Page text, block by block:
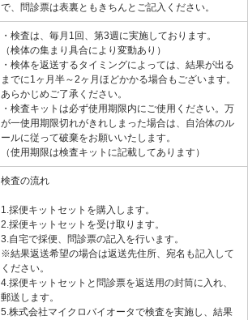
で、問診票は表裏ともきちんとご記入ください。
・検査は、毎月1回、第3週に実施しております。
（検体の集まり具合により変動あり）
・検体を返送するタイミングによっては、結果が出る
までに1ヶ月半～2ヶ月ほどかかる場合もございます。
あらかじめご了承ください。
・検査キットは必ず使用期限内にご使用ください。万
が一使用期限切れがきれしまった場合は、自治体のル
ールに従って破棄をお願いいたします。
（使用期限は検査キットに記載してあります）
検査の流れ
1.採便キットセットを購入します。
2.採便キットセットを受け取ります。
3.自宅で採便、問診票の記入を行います。
※結果返送希望の場合は返送先住所、宛名も記入して
ください。
4.採便キットセットと問診票を返送用の封筒に入れ、
郵送します。
5.株式会社マイクロバイオータで検査を実施し、結果